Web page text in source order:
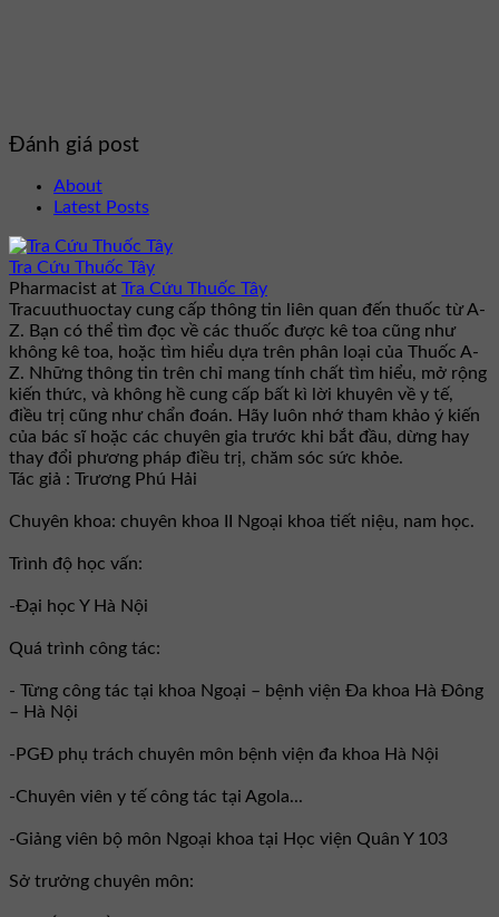
Đánh giá post
About
Latest Posts
Tra Cứu Thuốc Tây
Pharmacist at Tra Cứu Thuốc Tây
Tracuuthuoctay cung cấp thông tin liên quan đến thuốc từ A-
Z. Bạn có thể tìm đọc về các thuốc được kê toa cũng như
không kê toa, hoặc tìm hiểu dựa trên phân loại của Thuốc A-
Z. Những thông tin trên chỉ mang tính chất tìm hiểu, mở rộng
kiến thức, và không hề cung cấp bất kì lời khuyên về y tế,
điều trị cũng như chẩn đoán. Hãy luôn nhớ tham khảo ý kiến
của bác sĩ hoặc các chuyên gia trước khi bắt đầu, dừng hay
thay đổi phương pháp điều trị, chăm sóc sức khỏe.
Tác giả : Trương Phú Hải
Chuyên khoa: chuyên khoa II Ngoại khoa tiết niệu, nam học.
Trình độ học vấn:
-Đại học Y Hà Nội
Quá trình công tác:
- Từng công tác tại khoa Ngoại – bệnh viện Đa khoa Hà Đông
– Hà Nội
-PGĐ phụ trách chuyên môn bệnh viện đa khoa Hà Nội
-Chuyên viên y tế công tác tại Agola...
-Giảng viên bộ môn Ngoại khoa tại Học viện Quân Y 103
Sở trưởng chuyên môn: